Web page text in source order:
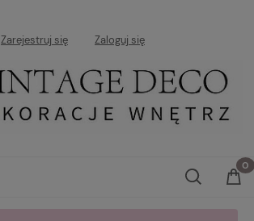
Zarejestruj się Zaloguj się